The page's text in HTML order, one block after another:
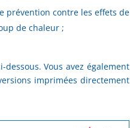
prévention contre les effets de
de chaleur ;
Vous avez également
imprimées directement